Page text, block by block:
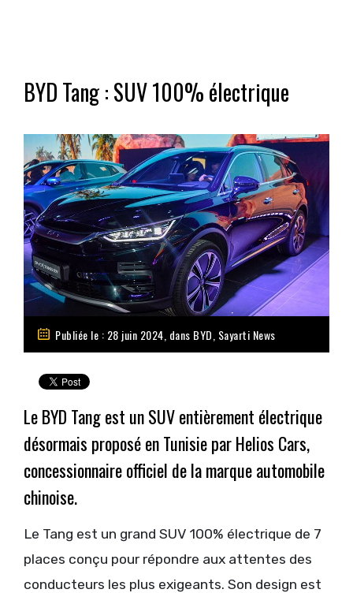
BYD Tang : SUV 100% électrique
Publiée le : 28 juin 2024, dans BYD Sayarti News
Le BYD Tang est un SUV entièrement électrique
désormais proposé en Tunisie par Helios Cars,
concessionnaire officiel de la marque automobile
chinoise.
Le Tang est un grand SUV 100% électrique de 7
places conçu pour répondre aux attentes des
conducteurs les plus exigeants. Son design est